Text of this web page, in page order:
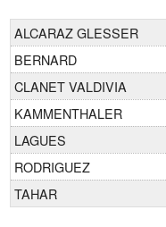
ALCARAZ GLESSER
BERNARD
CLANET VALDIVIA
KAMMENTHALER
LAGUES
RODRIGUEZ
TAHAR